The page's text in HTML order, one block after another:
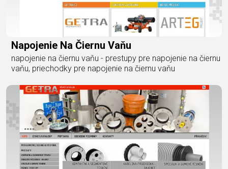
Napojenie Na Čiernu Vaňu
napojenie na čiernu vaňu - prestupy pre napojenie na čiernu
vaňu, priechodky pre napojenie na čiernu vaňu